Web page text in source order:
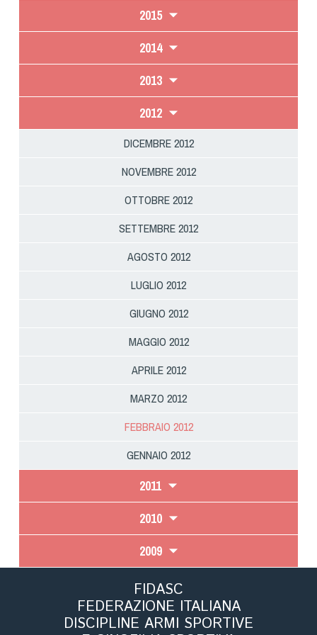
2015
2014
2013
2012
DICEMBRE 2012
NOVEMBRE 2012
OTTOBRE 2012
SETTEMBRE 2012
AGOSTO 2012
LUGLIO 2012
GIUGNO 2012
MAGGIO 2012
APRILE 2012
MARZO 2012
FEBBRAIO 2012
GENNAIO 2012
2011
2010
2009
FIDASC
FEDERAZIONE ITALIANA
DISCIPLINE ARMI SPORTIVE
Sleddog